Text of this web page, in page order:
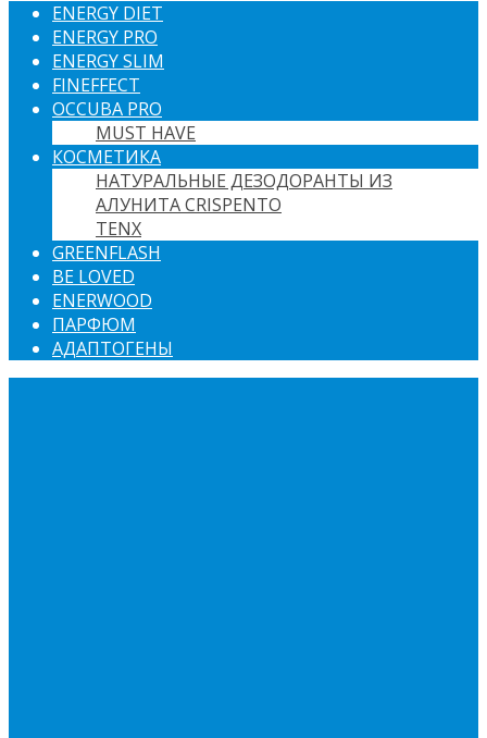
ENERGY DIET
ENERGY PRO
ENERGY SLIM
FINEFFECT
OCCUBA PRO
MUST HAVE
КОСМЕТИКА
НАТУРАЛЬНЫЕ ДЕЗОДОРАНТЫ ИЗ
АЛУНИТА CRISPENTO
TENX
GREENFLASH
BE LOVED
ENERWOOD
ПАРФЮМ
АДАПТОГЕНЫ